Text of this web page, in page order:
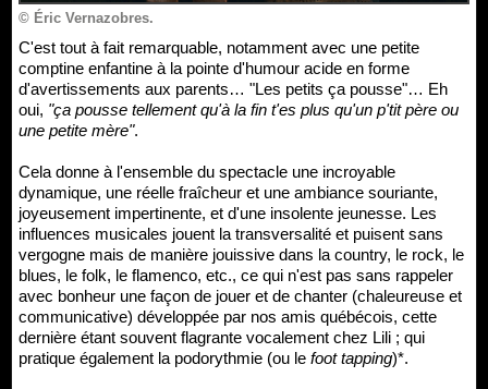
© Éric Vernazobres.
C'est tout à fait remarquable, notamment avec une petite
comptine enfantine à la pointe d'humour acide en forme
d'avertissements aux parents… "Les petits ça pousse"… Eh
oui, "ça pousse tellement qu'à la fin t'es plus qu'un p'tit père ou
une petite mère".
Cela donne à l'ensemble du spectacle une incroyable
dynamique, une réelle fraîcheur et une ambiance souriante,
joyeusement impertinente, et d'une insolente jeunesse. Les
influences musicales jouent la transversalité et puisent sans
vergogne mais de manière jouissive dans la country, le rock, le
blues, le folk, le flamenco, etc., ce qui n'est pas sans rappeler
avec bonheur une façon de jouer et de chanter (chaleureuse et
communicative) développée par nos amis québécois, cette
dernière étant souvent flagrante vocalement chez Lili ; qui
pratique également la podorythmie (ou le foot tapping)*.